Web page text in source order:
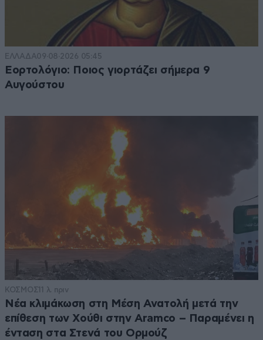
ΕΛΛΑΔΑ09·08·2026 05:45
Εορτολόγιο: Ποιος γιορτάζει σήμερα 9
Αυγούστου
ΚΟΣΜΟΣ11 λ. πριν
Νέα κλιμάκωση στη Μέση Ανατολή μετά την
επίθεση των Χούθι στην Aramco – Παραμένει η
ένταση στα Στενά του Ορμούζ